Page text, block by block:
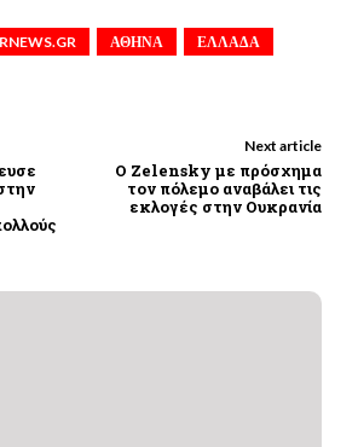
ΑΘΗΝΑ
ΕΛΛΑΔΑ
Next article
Ο Zelensky με πρόσχημα
τον πόλεμο αναβάλει τις
εκλογές στην Ουκρανία